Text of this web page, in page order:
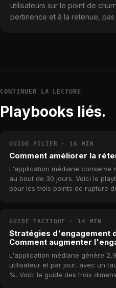
utilisateurs sur le point de
pertinence et à la retenue, pas
CONTINUER LA LECTURE
Playbooks liés.
GUIDE PILIER · 16 MIN
Comment améliorer la
L'application médiane conserve
au bout de 30 jours. Voici le
pour les trois points de rupture
GUIDE TACTIQUE · 14 MIN
Stratégies d'engagement
Comment augmenter
L'application médiane génère
utilisateur et par jour, avec un
%. Voici le guide des trois